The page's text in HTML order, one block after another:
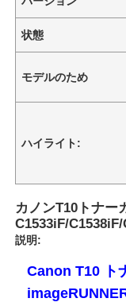
状態
モデルのため
ハイライト:
カノンT10トナー
C1533iF/
説明:
Canon T10 ト